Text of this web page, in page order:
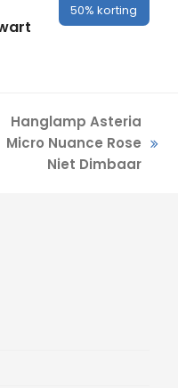
50% korting
Hanglamp Asteria
Micro Nuance Rose
Niet Dimbaar